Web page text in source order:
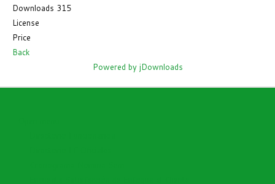
Downloads 315
License
Price
Back
Powered by jDownloads